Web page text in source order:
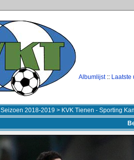
Albumlijst:: Laatste
Seizoen 2018-2019 > KVK Tienen - Sporting